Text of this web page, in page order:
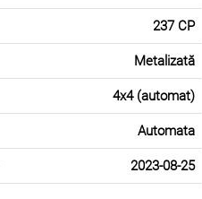
237 CP
Metalizată
4x4 (automat)
Automata
2023-08-25